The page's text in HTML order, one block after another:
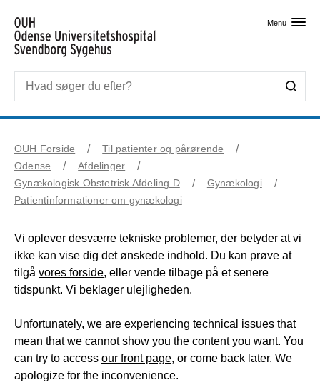
Menu
OUH Forside
Til patienter og pårørende
Odense
Afdelinger
Gynækologisk Obstetrisk Afdeling D
Gynækologi
Patientinformationer om gynækologi
Vi oplever desværre tekniske problemer, der betyder at vi
ikke kan vise dig det ønskede indhold. Du kan prøve at
tilgå vores forside, eller vende tilbage på et senere
tidspunkt. Vi beklager ulejligheden.
Unfortunately, we are experiencing technical issues that
mean that we cannot show you the content you want. You
can try to access our front page, or come back later. We
apologize for the inconvenience.